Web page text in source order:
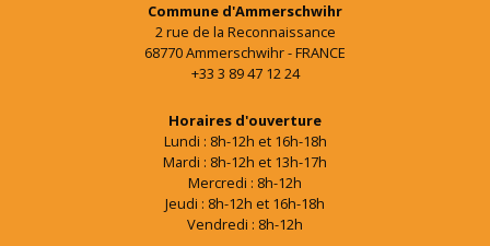
Commune d'Ammerschwihr
2 rue de la Reconnaissance
68770 Ammerschwihr - FRANCE
+33 3 89 47 12 24
Horaires d'ouverture
Lundi : 8h-12h et 16h-18h
Mardi : 8h-12h et 13h-17h
Mercredi : 8h-12h
Jeudi : 8h-12h et 16h-18h
Vendredi : 8h-12h